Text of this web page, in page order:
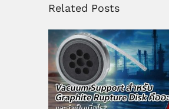
Related Posts